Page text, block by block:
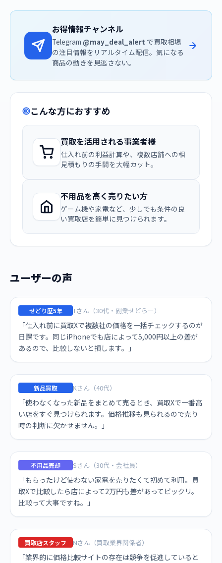
お得情報チャンネル
Telegram @may_deal_alert で買取相場
の注目情報をリアルタイム配信。気になる
商品の動きを見逃さない。
こんな方におすすめ
買取を活用される事業者様
仕入れ前の利益計算や、複数店舗への相
見積もりの手間を大幅カット。
不用品を高く売りたい方
ゲーム機や家電など、少しでも条件の良
い買取店を簡単に見つけられます。
ユーザーの声
せどり歴5年 Tさん（30代・副業せどらー）
「仕入れ前に買取Xで複数社の価格を一括チェックするのが
日課です。同じiPhoneでも店によって5,000円以上の差が
あるので、比較しないと損します。」
新品買取 Kさん（40代）
「使わなくなった新品をまとめて売るとき、買取Xで一番高
い店をすぐ見つけられます。価格推移も見られるので売り
時の判断に欠かせません。」
不用品売却 Sさん（30代・会社員）
「もらったけど使わない家電を売りたくて初めて利用。買
取Xで比較したら店によって2万円も差があってビックリ。
比較って大事ですね。」
買取店スタッフ Nさん（買取業界関係者）
「業界的に価格比較サイトの存在は競争を促進していると